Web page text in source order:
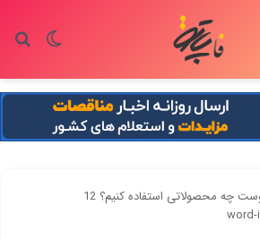
تغییر
برای مراقبت از پوست چه محصولاتی استفاده کنیم؟ 12
word-